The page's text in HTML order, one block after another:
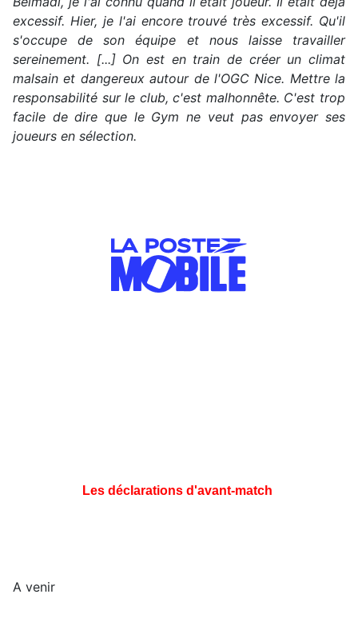
excessif. Hier, je l'ai encore trouvé très excessif. Qu'il
s'occupe de son équipe et nous laisse travailler
sereinement. [...] On est en train de créer un climat
malsain et dangereux autour de l'OGC Nice. Mettre la
responsabilité sur le club, c'est malhonnête. C'est trop
facile de dire que le Gym ne veut pas envoyer ses
joueurs en sélection.
Les déclarations d'avant-match
A venir